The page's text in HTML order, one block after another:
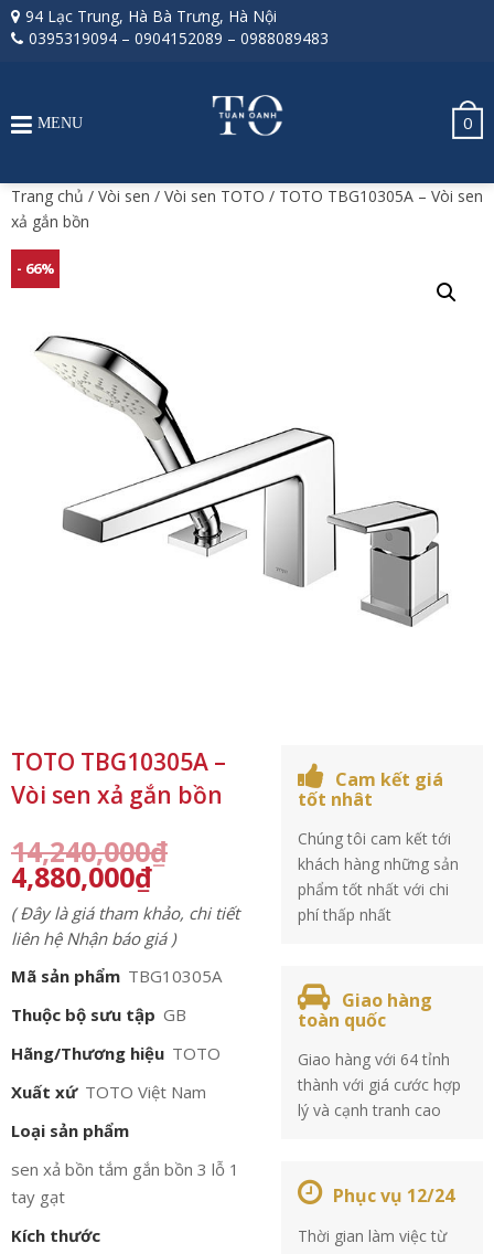
94 Lạc Trung, Hà Bà Trưng, Hà Nội
0395319094 – 0904152089 – 0988089483
0
MENU
Trang chủ / Vòi sen / Vòi sen TOTO / TOTO TBG10305A – Vòi sen
xả gắn bồn
- 66%
TOTO TBG10305A –
Vòi sen xả gắn bồn
14,240,000₫
4,880,000₫
( Đây là giá tham khảo, chi tiết
liên hệ Nhận báo giá )
Mã sản phẩm TBG10305A
Thuộc bộ sưu tập GB
Hãng/Thương hiệu TOTO
Xuất xứ TOTO Việt Nam
Loại sản phẩm
sen xả bồn tắm gắn bồn 3 lỗ 1
tay gạt
Kích thước
Cam kết giá
tốt nhât
Chúng tôi cam kết tới
khách hàng những sản
phẩm tốt nhất với chi
phí thấp nhất
Giao hàng
toàn quốc
Giao hàng với 64 tỉnh
thành với giá cước hợp
lý và cạnh tranh cao
Phục vụ 12/24
Thời gian làm việc từ